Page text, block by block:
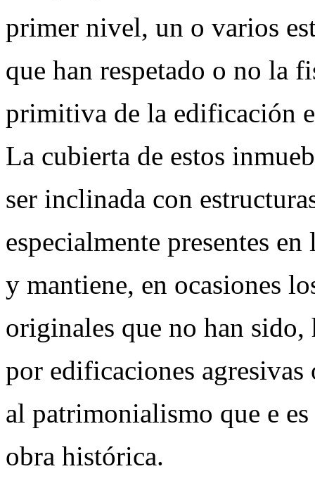
primer nivel, un o varios
que han respetado o no la
primitiva de la edificación
La cubierta de estos
ser inclinada con
especialmente presentes
y mantiene, en ocasiones
originales que no han sido,
por edificaciones agresivas
al patrimonialismo que e
obra histórica.